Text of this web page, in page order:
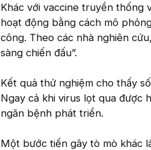
Khác với vaccine truyền thống
hoạt động bằng cách mô
công. Theo các nhà nghiên
sàng chiến đấu”.
Kết quả thử nghiệm cho thấy
Ngay cả khi virus lọt qua được
ngăn bệnh phát triển.
Một bước tiến gây tò mò khác